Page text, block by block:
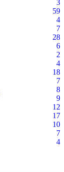
3
59
4
7
28
6
2
4
18
7
8
9
12
17
10
7
4